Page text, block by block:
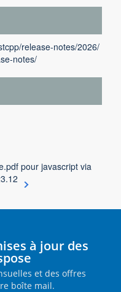
release-notes/2026/
notes/
pour javascript via
à jour des
et des offres
boîte mail.